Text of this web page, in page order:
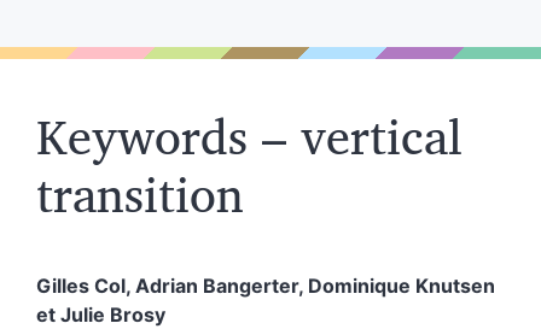
Keywords – vertical
transition
Gilles Col, Adrian Bangerter, Dominique Knutsen
et Julie Brosy